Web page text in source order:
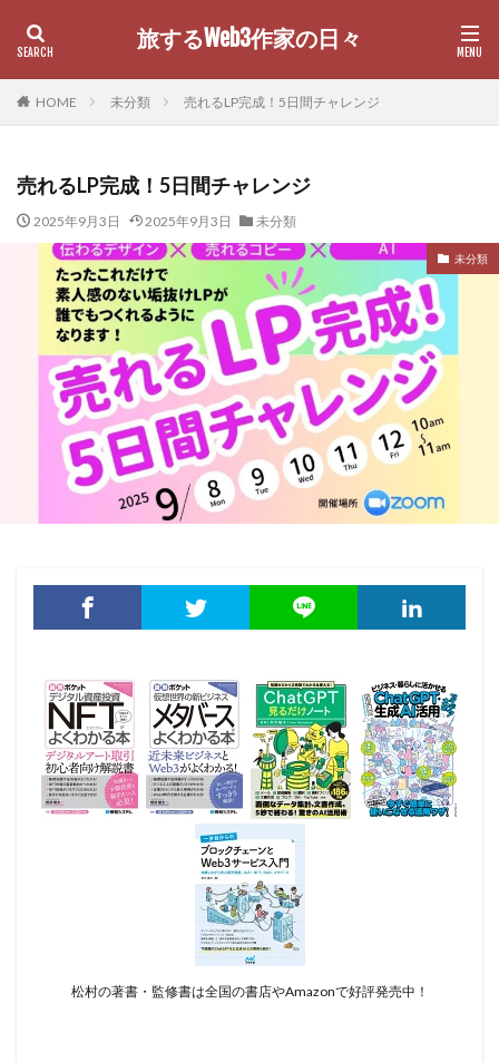
旅するWeb3作家の日々
HOME 未分類 売れるLP完成！5日間チャレンジ
売れるLP完成！5日間チャレンジ
2025年9月3日 2025年9月3日 未分類
未分類
松村の著書・監修書は全国の書店やAmazonで好評発売中！
検索